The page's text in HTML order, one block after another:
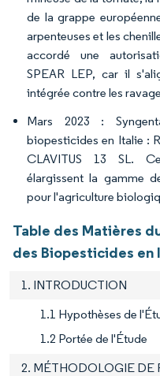
de la grappe
arpenteuses et les
accordé une
SPEAR LEP, car il
intégrée contre les
Mars 2023 :
biopesticides en Italie :
CLAVITUS 13 SL.
élargissent la gamme
pour l'agriculture
Table des Matières
des Biopesticides en
1. INTRODUCTION
1.1 Hypothèses de
1.2 Portée de l'Étude
2. MÉTHODOLOGIE DE